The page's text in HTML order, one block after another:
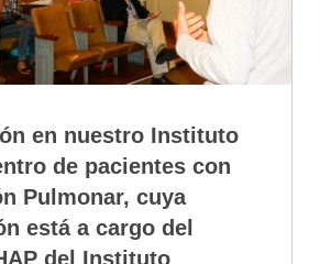
en nuestro Instituto
de pacientes con
Pulmonar, cuya
está a cargo del
del Instituto